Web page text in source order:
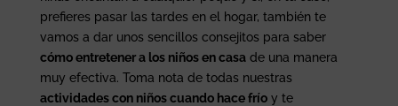
prefieres pasar las tardes en el hogar, también te
vamos a dar unos sencillos consejitos para saber
cómo entretener a los niños en casade una manera
muy efectiva. Toma nota de todas nuestras
actividades con niños cuando hace fríoy te